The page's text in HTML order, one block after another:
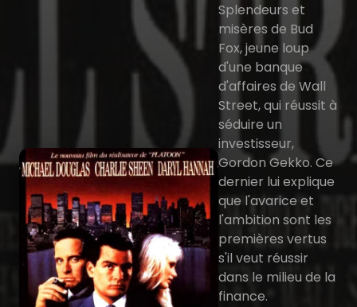
Splendeurs et
misères de Bud
Fox, jeune loup
d'une banque
d'affaires de Wall
Street, qui réussit à
séduire un
investisseur,
Gordon Gekko. Ce
dernier lui explique
que l'avarice et
l'ambition sont les
premières vertus
s'il veut réussir
dans le milieu de la
finance.